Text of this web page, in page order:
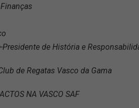
Presidente de História e
de Regatas Vasco da Gama
NA VASCO SAF